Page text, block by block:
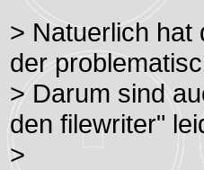
> Natuerlich hat
der
> Darum sind
den filewriter"
>